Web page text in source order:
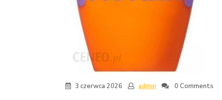
3 czerwca 2026 admin 0 Comments